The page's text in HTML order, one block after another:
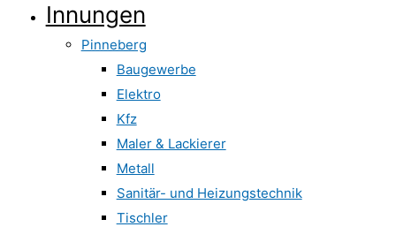
Innungen
Pinneberg
Baugewerbe
Elektro
Kfz
Maler & Lackierer
Metall
Sanitär- und Heizungstechnik
Tischler